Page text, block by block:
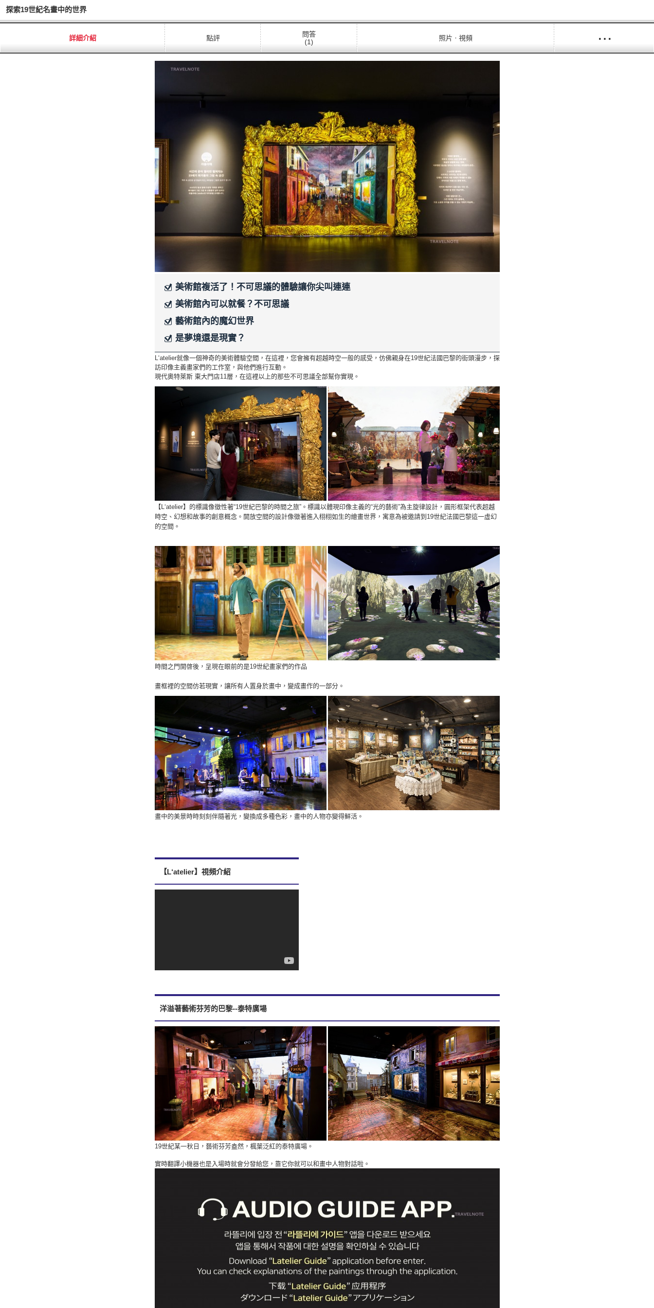
探索19世紀名畫中的世界
詳細介紹 點評
問答
(1)
照片ㆍ視頻 ···
美術館複活了！不可思議的體驗讓你尖叫連連
美術館內可以就餐？不可思議
藝術館內的魔幻世界
是夢境還是現實？
L‘atelier就像一個神奇的美術體驗空間，在這裡，您會擁有超越時空一般的感受，仿佛親身在19世紀法國巴黎的街頭漫步，探
訪印像主義畫家們的工作室，與他們進行互動。
現代奧特萊斯 東大門店11層，在這裡以上的那些不可思議全部幫你實現。
【L‘atelier】的標識像徵性著“19世紀巴黎的時間之旅”。標識以體現印像主義的“光的藝術”為主旋律設計，圓形框架代表超越
時空、幻想和故事的創意概念。開放空間的設計像徵著進入栩栩如生的繪畫世界，寓意為被邀請到19世紀法國巴黎這一虛幻
的空間。
時間之門開啓後，呈現在眼前的是19世紀畫家們的作品
畫框裡的空間仿若現實，讓所有人置身於畫中，變成畫作的一部分。
畫中的美景時時刻刻伴隨著光，變換成多種色彩，畫中的人物亦變得鮮活。
【L‘atelier】視頻介紹
洋溢著藝術芬芳的巴黎--泰特廣場
19世紀某一秋日，藝術芬芳盎然，楓葉泛紅的泰特廣場。
實時翻譯小機器也是入場時就會分發給您，靠它你就可以和畫中人物對話啦。